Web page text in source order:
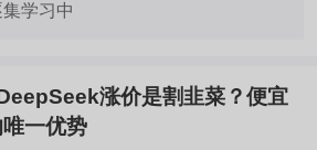
学习中
一优势